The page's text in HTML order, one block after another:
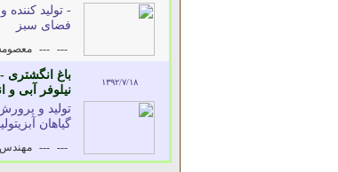
- تولید
فضای سبز
---
--- معصومه
۱۳۹۲/۷/۱۸
باغ انگشتری
نیلوفر آبی و
تولید و
گیاهان
---
--- مهندس